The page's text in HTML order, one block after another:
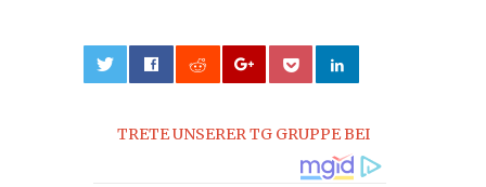
TRETE UNSERER TG GRUPPE BEI